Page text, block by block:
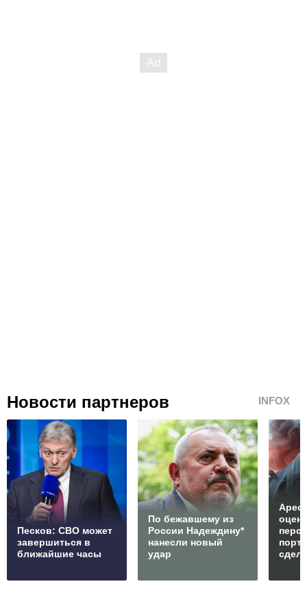
Новости партнеров INFOX
Песков: СВО может
завершиться в
ближайшие часы
По бежавшему из
России Надеждину*
нанесли новый
удар